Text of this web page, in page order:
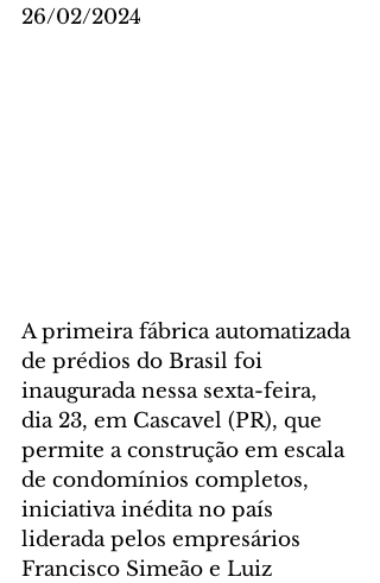
26/02/2024
A primeira fábrica automatizada
de prédios do Brasil foi
inaugurada nessa sexta-feira,
dia 23, em Cascavel (PR), que
permite a construção em escala
de condomínios completos,
iniciativa inédita no país
liderada pelos empresários
Francisco Simeão e Luiz